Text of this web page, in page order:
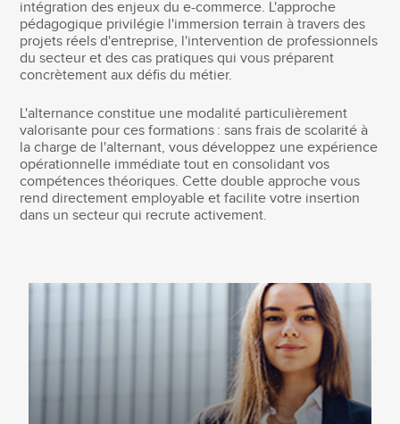
intégration des enjeux du e-commerce. L'approche
pédagogique privilégie l'immersion terrain à travers des
projets réels d'entreprise, l'intervention de professionnels
du secteur et des cas pratiques qui vous préparent
concrètement aux défis du métier.
L'alternance constitue une modalité particulièrement
valorisante pour ces formations : sans frais de scolarité à
la charge de l'alternant, vous développez une expérience
opérationnelle immédiate tout en consolidant vos
compétences théoriques. Cette double approche vous
rend directement employable et facilite votre insertion
dans un secteur qui recrute activement.